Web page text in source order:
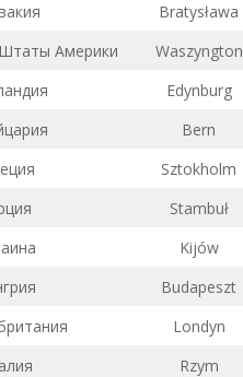
Bratysława
Америки Waszyngton
Edynburg
Bern
Sztokholm
Stambuł
Kijów
Budapeszt
Londyn
Rzym